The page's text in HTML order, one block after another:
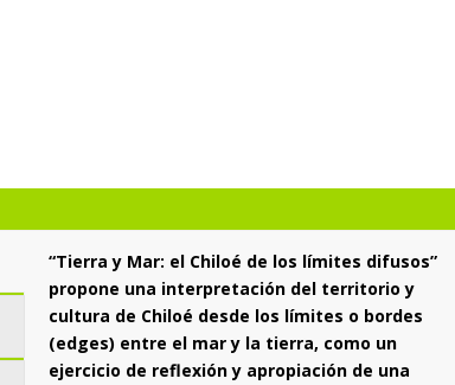
“Tierra y Mar: el Chiloé de los límites difusos”
propone una interpretación del territorio y
cultura de Chiloé desde los límites o bordes
(edges) entre el mar y la tierra, como un
ejercicio de reflexión y apropiación de una